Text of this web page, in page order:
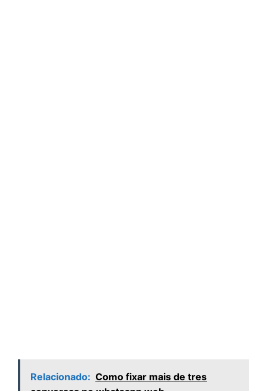
Relacionado: Como fixar mais de tres